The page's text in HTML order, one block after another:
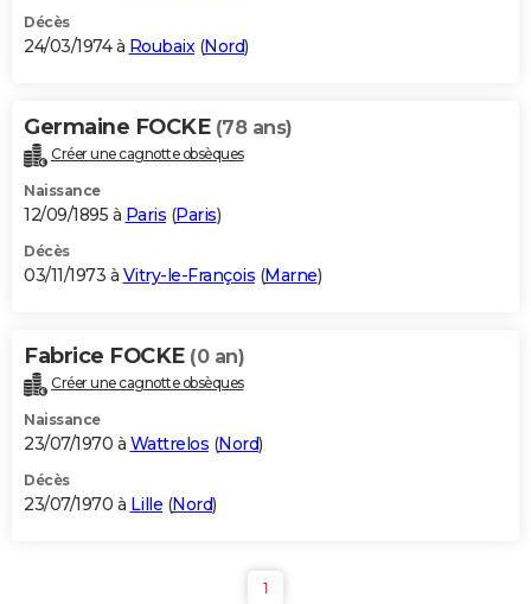
Décès
24/03/1974 à Roubaix(Nord)
Germaine FOCKE (78 ans)
Créer une cagnotte obsèques
Naissance
12/09/1895 à Paris (Paris)
Décès
03/11/1973 à Vitry-le-François (Marne)
Fabrice FOCKE (0 an)
Créer une cagnotte obsèques
Naissance
23/07/1970 à Wattrelos (Nord)
Décès
23/07/1970 à Lille (Nord)
1